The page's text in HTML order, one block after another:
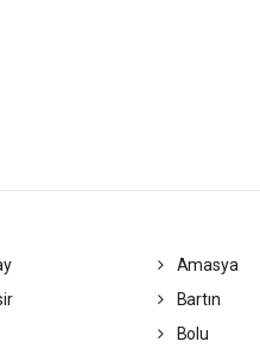
Amasya
Bartın
Bolu